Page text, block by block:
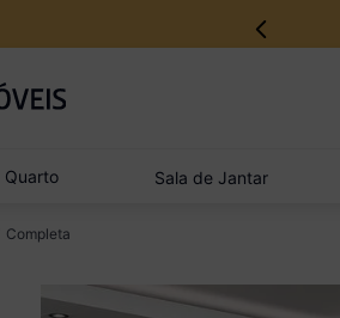
Quarto Sala de Jantar
Completa
4º